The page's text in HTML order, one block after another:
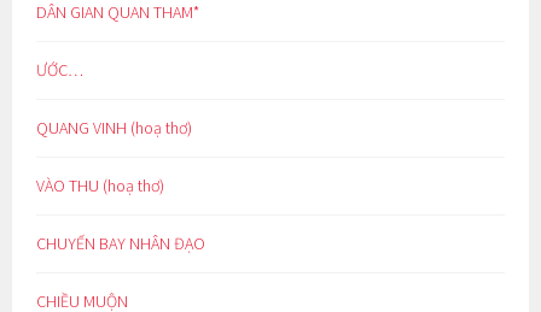
DÂN GIAN QUAN THAM*
ƯỚC…
QUANG VINH (hoạ thơ)
VÀO THU (hoạ thơ)
CHUYẾN BAY NHÂN ĐẠO
CHIỀU MUỘN